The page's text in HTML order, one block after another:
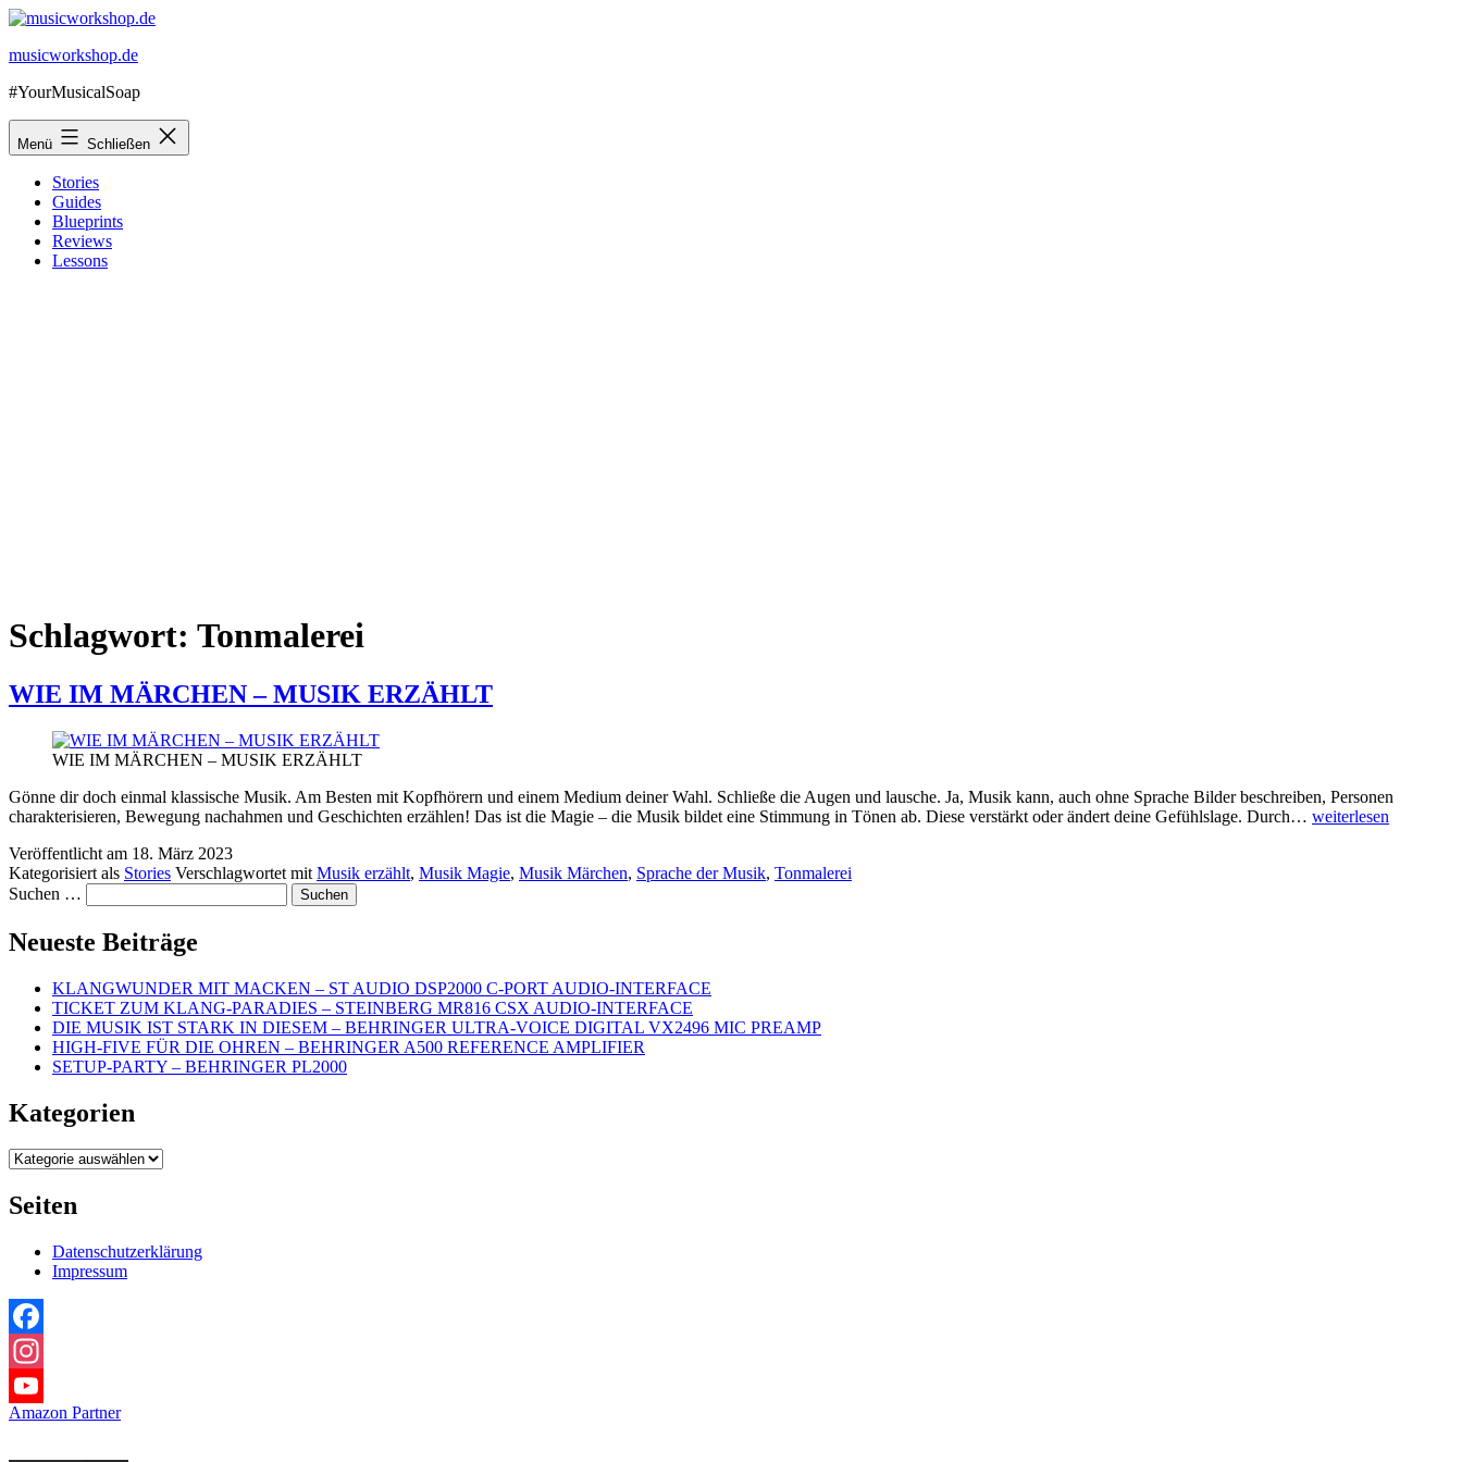
Zum
springen
musicworkshop.de
#YourMusicalSoap
Menü Schließen
Stories
Guides
Blueprints
Reviews
Lessons
Schlagwort: Tonmalerei
WIE IM MÄRCHEN – MUSIK ERZÄHLT
WIE IM MÄRCHEN – MUSIK ERZÄHLT
Gönne dir doch einmal klassische Musik. Am Besten mit Kopfhörern und einem Medium deiner Wahl. Schließe die Augen und lausche. Ja, Musik kann, auch ohne Sprache Bilder beschreiben, Personen
charakterisieren, Bewegung nachahmen und Geschichten erzählen! Das ist die Magie – die Musik bildet eine Stimmung in Tönen ab. Diese verstärkt oder ändert deine Gefühlslage. Durch… WIE
weiterlesen
Veröffentlicht am 18. März 2023
Kategorisiert als Stories Verschlagwortet mit Musik erzählt, Musik Magie, Musik Märchen, Sprache der Musik, Tonmalerei
Suchen …
Neueste Beiträge
KLANGWUNDER MIT MACKEN – ST AUDIO DSP2000 C-PORT AUDIO-INTERFACE
TICKET ZUM KLANG-PARADIES – STEINBERG MR816 CSX AUDIO-INTERFACE
DIE MUSIK IST STARK IN DIESEM – BEHRINGER ULTRA-VOICE DIGITAL VX2496 MIC PREAMP
HIGH-FIVE FÜR DIE OHREN – BEHRINGER A500 REFERENCE AMPLIFIER
SETUP-PARTY – BEHRINGER PL2000
Kategorien
Kategorien
Seiten
Datenschutzerklärung
Impressum
Facebook
Instagram
YouTube
Amazon Partner